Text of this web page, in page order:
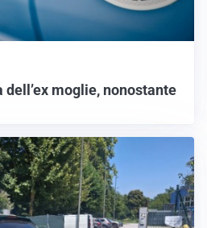
moglie, nonostante